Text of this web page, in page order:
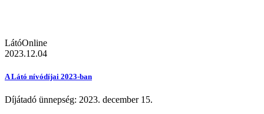
LátóOnline
2023.12.04
A Látó nívódíjai 2023-ban
Díjátadó ünnepség: 2023. december 15.